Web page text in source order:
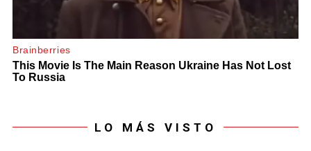
LO MÁS VISTO